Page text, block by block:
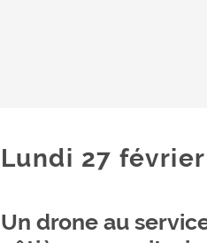
Lundi 27février
Un drone au